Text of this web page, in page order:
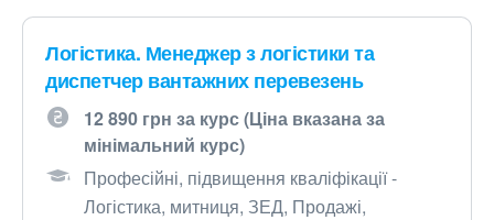
Логістика. Менеджер з логістики та
диспетчер вантажних перевезень
12 890 грн за курс (Ціна вказана за
мінімальний курс)
Професійні, підвищення кваліфікації -
Логістика, митниця, ЗЕД, Продажі,